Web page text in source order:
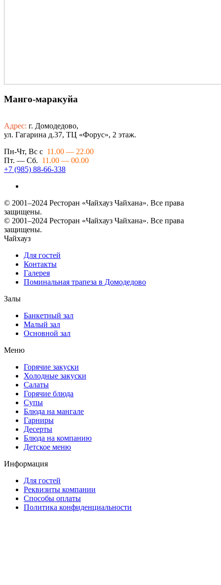
Манго-маракуйа
Адрес: г. Домодедово,
ул. Гагарина д.37, ТЦ «Форус», 2 этаж.
Пн-Чт, Вс с 11.00 — 22.00
Пт. — Сб. 11.00 — 00.00
+7 (985) 88-66-338
© 2001–2024 Ресторан «Чайхауз Чайхана». Все права
защищены.
© 2001–2024 Ресторан «Чайхауз Чайхана». Все права
защищены.
Чайхауз
Для гостей
Контакты
Галерея
Поминальная трапеза в Домодедово
Залы
Банкетный зал
Малый зал
Основной зал
Меню
Горячие закуски
Холодные закуски
Салаты
Горячие блюда
Супы
Блюда на мангале
Гарниры
Десерты
Блюда на компанию
Детское меню
Информация
Для гостей
Реквизиты компании
Способы оплаты
Политика конфиденциальности